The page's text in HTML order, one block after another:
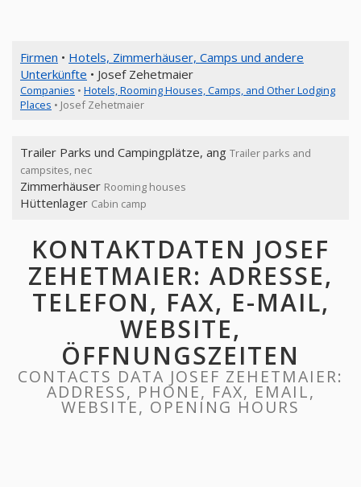
Firmen • Hotels, Zimmerhäuser, Camps und andere
Unterkünfte • Josef Zehetmaier
Companies • Hotels, Rooming Houses, Camps, and Other Lodging
Places • Josef Zehetmaier
Trailer Parks und Campingplätze, ang Trailer parks and
campsites, nec
Zimmerhäuser Rooming houses
Hüttenlager Cabin camp
KONTAKTDATEN JOSEF
ZEHETMAIER: ADRESSE,
TELEFON, FAX, E-MAIL,
WEBSITE,
ÖFFNUNGSZEITEN
CONTACTS DATA JOSEF ZEHETMAIER:
ADDRESS, PHONE, FAX, EMAIL,
WEBSITE, OPENING HOURS